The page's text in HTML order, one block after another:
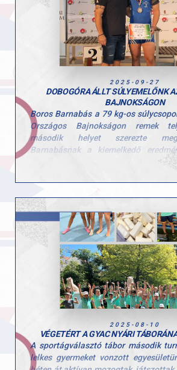
2025-09-27
DOBOGÓRA ÁLLT SÚLYEMELŐNK
BAJNOKSÁGON
Boros Barnabás a 79 kg-os
Országos Bajnokságon remek
második helyet szerezte
Barnabásnak a kiemelkedő
2025-08-10
VÉGETÉRT A GYAC NYÁRI
A sportágválasztó tábor második
lelkes gyermeket vonzott